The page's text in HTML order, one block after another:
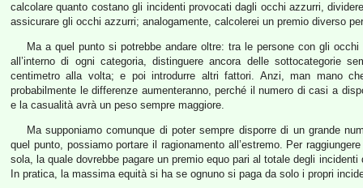
calcolare quanto costano gli incidenti provocati dagli occhi azzurri,
assicurare gli occhi azzurri; analogamente, calcolerei un premio diverso
Ma a quel punto si potrebbe andare oltre: tra le persone con gli
all’interno di ogni categoria, distinguere ancora delle sottocategorie
centimetro alla volta; e poi introdurre altri fattori. Anzi, man mano
probabilmente le differenze aumenteranno, perché il numero di casi a
e la casualità avrà un peso sempre maggiore.
Ma supponiamo comunque di poter sempre disporre di un grande
quel punto, possiamo portare il ragionamento all’estremo. Per
sola, la quale dovrebbe pagare un premio equo pari al totale degli
In pratica, la massima equità si ha se ognuno si paga da solo i propri